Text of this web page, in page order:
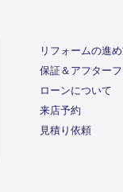
リフォームの進
保証＆アフター
ローンについて
来店予約
見積り依頼